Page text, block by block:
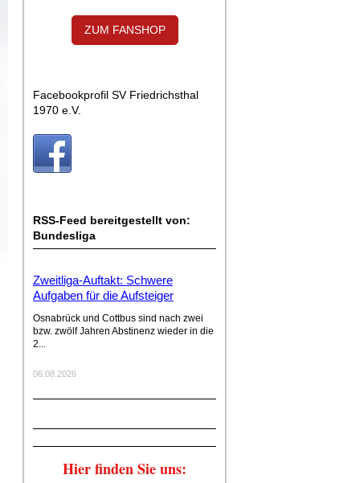
ZUM FANSHOP
Facebookprofil SV Friedrichsthal
1970 e.V.
RSS-Feed bereitgestellt von:
Bundesliga
Zweitliga-Auftakt: Schwere
Aufgaben für die Aufsteiger
Osnabrück und Cottbus sind nach zwei
bzw. zwölf Jahren Abstinenz wieder in die
2...
06.08.2026
Hier finden Sie uns: